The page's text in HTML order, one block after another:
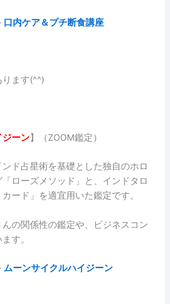
口内ケア＆プチ断食講座
ます(^^)
ジーン】（ZOOM鑑定）
ド占星術を基礎とした独自のホロ
ローズメソッド」と、インドタロ
ード」を適宜用いた鑑定です。
の関係性の鑑定や、ビジネスコン
す。
ムーンサイクルハイジーン